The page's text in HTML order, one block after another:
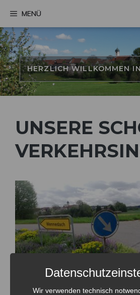
springen
MENÜ
HERZLICH WILLKOMMEN
UNSERE
Wir verwenden technisch